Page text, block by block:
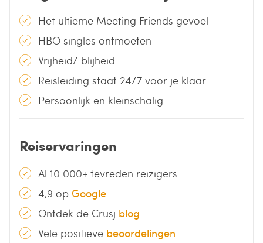
Het ultieme Meeting Friends gevoel
HBO singles ontmoeten
Vrijheid/ blijheid
Reisleiding staat 24/7 voor je klaar
Persoonlijk en kleinschalig
Reiservaringen
Al 10.000+ tevreden reizigers
4,9 op Google
Ontdek de Crusj blog
Vele positieve beoordelingen